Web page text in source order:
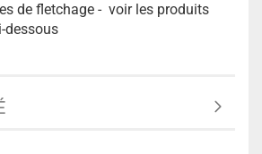
de fletchage - voir les produits
dessous